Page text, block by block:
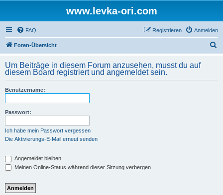
www.levka-ori.com
FAQ Anmelden
Registrieren
Foren-Übersicht
h
Um Beiträge in diesem Forum anzusehen, musst du auf
diesem Board registriert und angemeldet sein.
Benutzername:
Passwort:
Ich habe mein Passwort vergessen
Die Aktivierungs-E-Mail erneut senden
Angemeldet bleiben
Meinen Online-Status während dieser Sitzung verbergen